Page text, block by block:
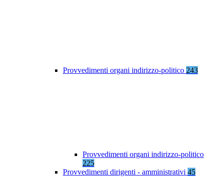
Provvedimenti organi indirizzo-politico 243
Provvedimenti organi indirizzo-politico
225
Provvedimenti dirigenti - amministrativi 45